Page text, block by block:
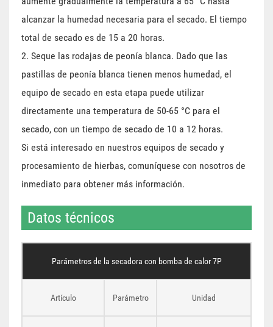
alcanzar la humedad necesaria para el secado. El tiempo
total de secado es de 15 a 20 horas.
2. Seque las rodajas de peonía blanca. Dado que las
pastillas de peonía blanca tienen menos humedad, el
equipo de secado en esta etapa puede utilizar
directamente una temperatura de 50-65 °C para el
secado, con un tiempo de secado de 10 a 12 horas.
Si está interesado en nuestros equipos de secado y
procesamiento de hierbas, comuníquese con nosotros de
inmediato para obtener más información.
Datos técnicos
Parámetros de la secadora con bomba de calor 7P
Artículo Parámetro Unidad